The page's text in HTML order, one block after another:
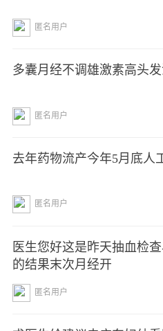
匿名用户
多囊月经不调雄激素高头
匿名用户
去年药物流产今年5月底人
匿名用户
医生您好这是昨天抽血检
的结果末次月经开
匿名用户